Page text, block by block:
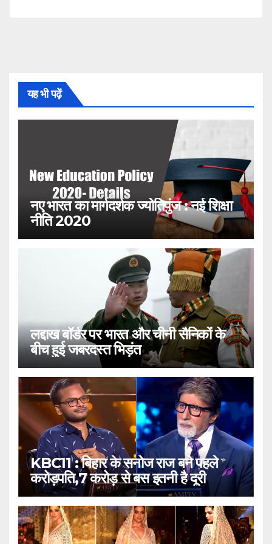
यह भी पढ़ें
नए भारत का मार्गदर्शक ज्योतिपुंज : नई शिक्षा
नीति 2020
लद्दाख बॉर्डर पर भारत और चीनी सैनिकों के
बीच हुई जबरदस्त भिड़ंत
KBC11 : बिहार के सनोज राज बने पहले
करोड़पति,7 करोड़ से बस इतनी है दूरी